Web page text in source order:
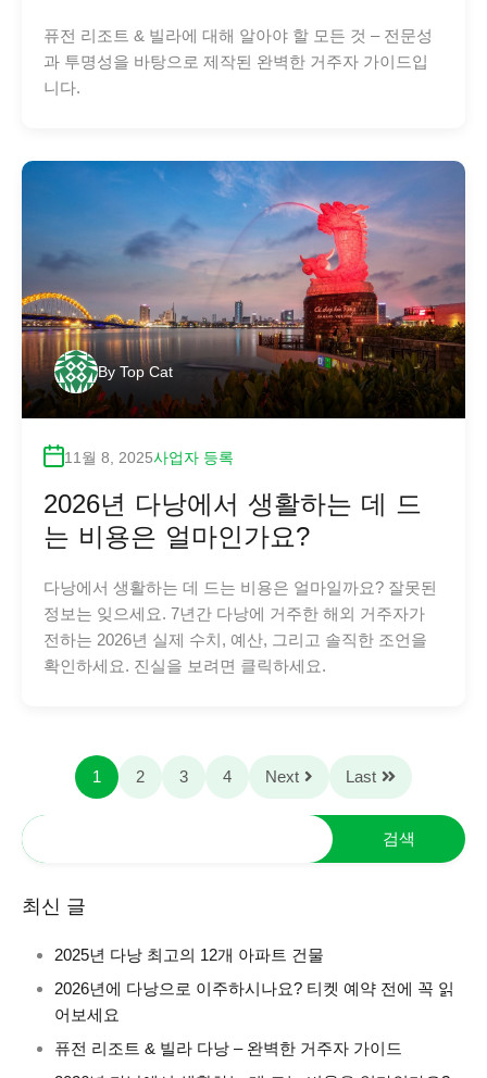
퓨전 리조트 & 빌라에 대해 알아야 할 모든 것 – 전문성
과 투명성을 바탕으로 제작된 완벽한 거주자 가이드입
니다.
By Top Cat
11월 8, 2025사업자 등록
2026년 다낭에서 생활하는 데 드
는 비용은 얼마인가요?
다낭에서 생활하는 데 드는 비용은 얼마일까요? 잘못된
정보는 잊으세요. 7년간 다낭에 거주한 해외 거주자가
전하는 2026년 실제 수치, 예산, 그리고 솔직한 조언을
확인하세요. 진실을 보려면 클릭하세요.
1 2 3 4 Next Last
최신 글
2025년 다낭 최고의 12개 아파트 건물
2026년에 다낭으로 이주하시나요? 티켓 예약 전에 꼭 읽
어보세요
퓨전 리조트 & 빌라 다낭 – 완벽한 거주자 가이드